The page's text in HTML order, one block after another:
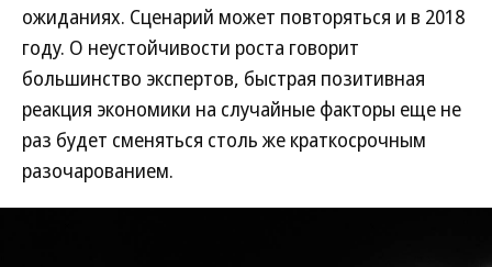
ожиданиях. Сценарий может повторяться и в 2018
году. О неустойчивости роста говорит
большинство экспертов, быстрая позитивная
реакция экономики на случайные факторы еще не
раз будет сменяться столь же краткосрочным
разочарованием.